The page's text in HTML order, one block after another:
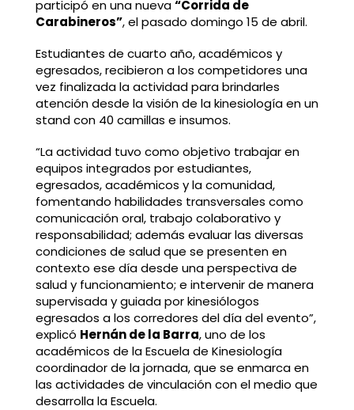
participó en una nueva“Corrida de
Carabineros”, el pasado domingo 15 de abril.
Estudiantes de cuarto año, académicos y
egresados, recibieron a los competidores una
vez finalizada la actividad para brindarles
atención desde la visión de la kinesiología en un
stand con 40 camillas e insumos.
“La actividad tuvo como objetivo trabajar en
equipos integrados por estudiantes,
egresados, académicos y la comunidad,
fomentando habilidades transversales como
comunicación oral, trabajo colaborativo y
responsabilidad; además evaluar las diversas
condiciones de salud que se presenten en
contexto ese día desde una perspectiva de
salud y funcionamiento; e intervenir de manera
supervisada y guiada por kinesiólogos
egresados a los corredores del día del evento”,
explicó Hernán de la Barra, uno de los
académicos de la Escuela de Kinesiología
coordinador de la jornada, que se enmarca en
las actividades de vinculación con el medio que
desarrolla la Escuela.